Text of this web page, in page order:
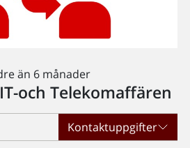
än 6 månader
och Telekomaffären
Kontaktuppgifter